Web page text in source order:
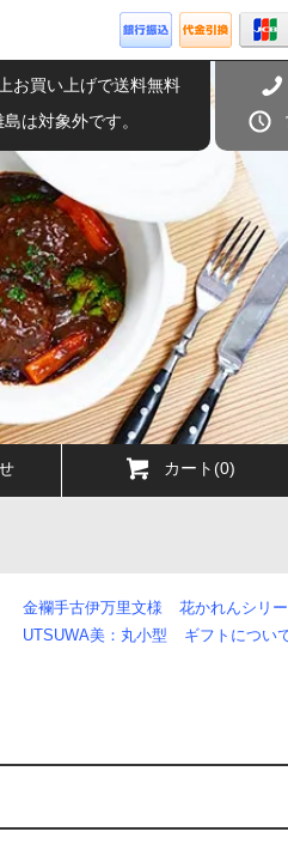
お買い上げで送料無料
は対象外です。
カート(0)
金襴手古伊万里文様 花かれんシリ
UTSUWA美：丸小型
ギフトについ